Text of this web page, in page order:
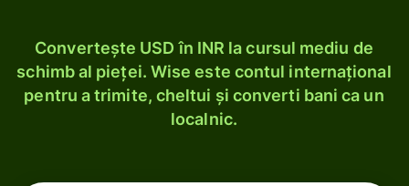
Convertește USD în INR la cursul mediu de
schimb al pieței. Wise este contul internațional
pentru a trimite, cheltui și converti bani ca un
localnic.